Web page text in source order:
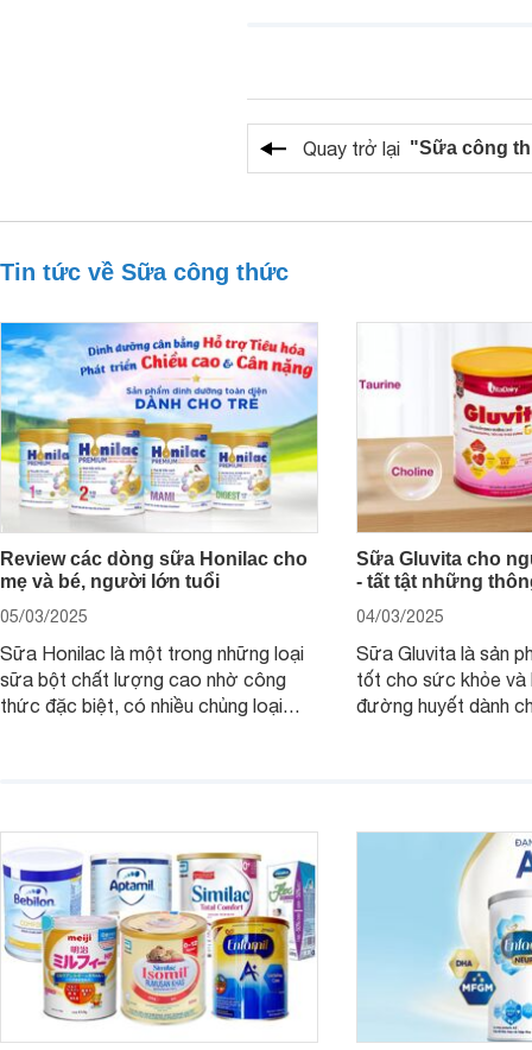
Quay trở lại "Sữa công
Tin tức về Sữa công thức
Review các dòng sữa Honilac cho
mẹ và bé, người lớn tuổi
05/03/2025
Sữa Honilac là một trong những loại
sữa bột chất lượng cao nhờ công
thức đặc biệt, có nhiều chủng loại
Sữa Gluvita cho
- tất tật những
04/03/2025
Sữa Gluvita là sản
tốt cho sức khỏe và
đường huyết dành
hiểu ngay trong bài